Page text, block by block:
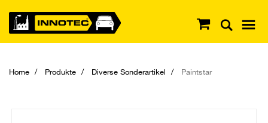
Home Produkte Diverse Sonderartikel Paintstar